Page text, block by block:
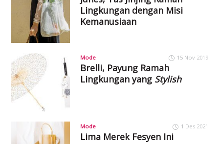
Lingkungan dengan Misi
Kemanusiaan
Mode 15 Nov 2019
Brelli, Payung Ramah
Lingkungan yang Stylish
Mode 1 Des 2021
Lima Merek Fesyen Ini